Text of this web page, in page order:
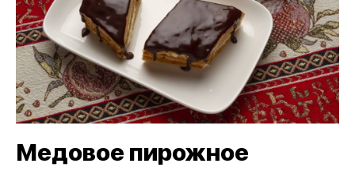
Медовое пирожное